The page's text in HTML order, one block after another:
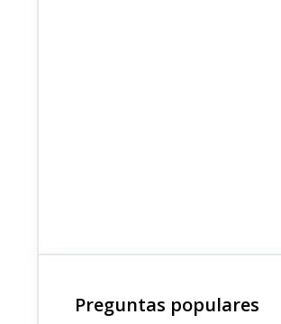
Preguntas populares